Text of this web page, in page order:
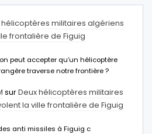
hélicoptères militaires algériens
frontalière de Figuig
peut accepter qu’un hélicoptère
traverse notre frontière ?
surDeux hélicoptères militaires
la ville frontalière de Figuig
anti missiles à Figuig c